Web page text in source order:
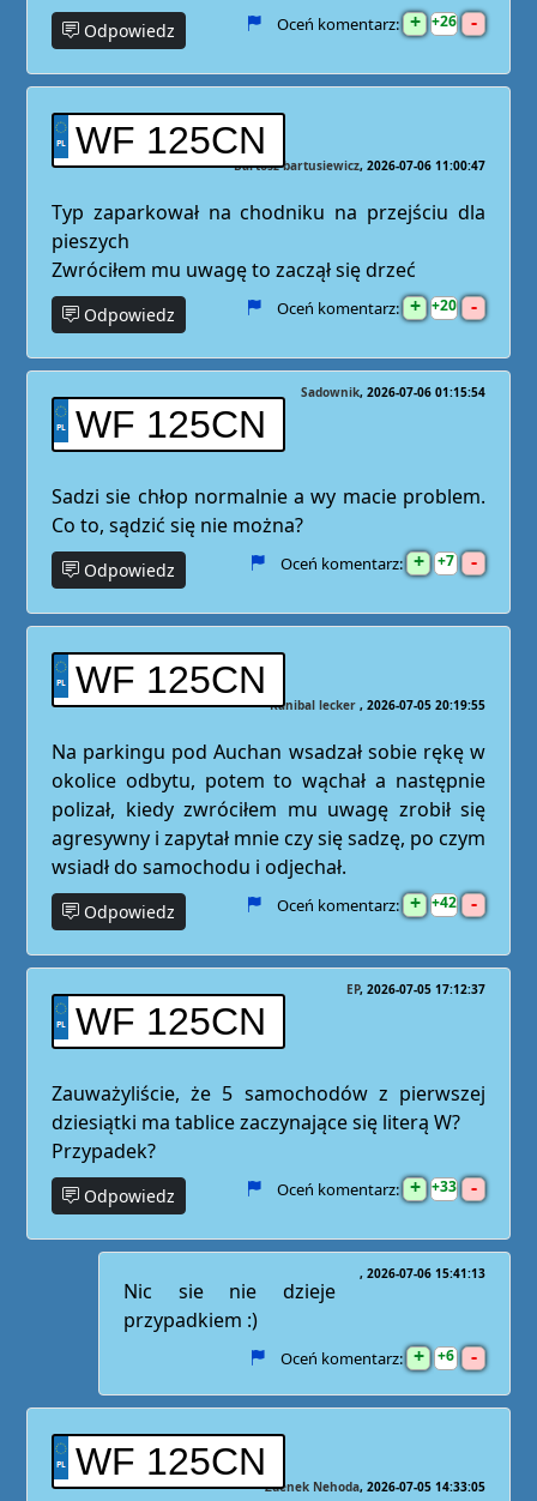
Odpowiedz Oceń komentarz: + 26 -
WF 125CN
Bartosz bartusiewicz 2026-07-06 11:00:47
Typ zaparkował na chodniku na przejściu dla
pieszych
Zwróciłem mu uwagę to zaczął się drzeć
Odpowiedz Oceń komentarz: + 20 -
WF 125CN
Sadownik 2026-07-06 01:15:54
Sadzi sie chłop normalnie a wy macie problem.
Co to, sądzić się nie można?
Odpowiedz Oceń komentarz: + 7 -
WF 125CN
Kanibal lecker 2026-07-05 20:19:55
Na parkingu pod Auchan wsadzał sobie rękę w
okolice odbytu, potem to wąchał a następnie
polizał, kiedy zwróciłem mu uwagę zrobił się
agresywny i zapytał mnie czy się sadzę, po czym
wsiadł do samochodu i odjechał.
Odpowiedz Oceń komentarz: + 42 -
WF 125CN
EP 2026-07-05 17:12:37
Zauważyliście, że 5 samochodów z pierwszej
dziesiątki ma tablice zaczynające się literą W?
Przypadek?
Odpowiedz Oceń komentarz: + 33 -
2026-07-06 15:41:13
Nic sie nie dzieje
przypadkiem :)
Oceń komentarz: + 6 -
WF 125CN
Zdenek Nehoda 2026-07-05 14:33:05